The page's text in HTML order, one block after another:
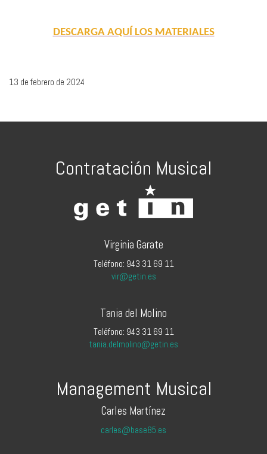
DESCARGA AQUÍ LOS MATERIALES
13 de febrero de 2024
Contratación Musical
Virginia Garate
Teléfono: 943 31 69 11
vir@getin.es
Tania del Molino
Teléfono: 943 31 69 11
tania.delmolino@getin.es
Management Musical
Carles Martínez
carles@base85.es